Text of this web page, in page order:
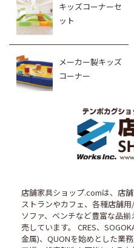
キッズコーナーセ
ット
メーカー製キッズ
コーナー
店舗家具ショップ.comは、店
ストランやカフェ、各種店舗用
ソファ、ベンチなど豊富な品
売しています。 CRES、
金属)、QUONを始めとした業